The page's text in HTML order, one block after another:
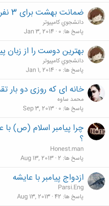
ضمانت بهشت برای 3 نفرتوسط پیامبرأعظم [ سخنان ]
دانشجوي كامپيوتر
پاسخ ها 0
Jan 3, 2014
بهترین دوست را از زبان
دانشجوي كامپيوتر
پاسخ ها 0
Jan 1, 2014
خانه ای که روزی دو
محمد ساوه
پاسخ ها 0
Sep 3, 2013
چرا پيامبر اسلام (ص)
؟
Honest.man
پاسخ ها 2
Aug 13, 2013
ازدواج پیامبر با عایشه
Parsi.Eng
پاسخ ها 42
Aug 13, 2013